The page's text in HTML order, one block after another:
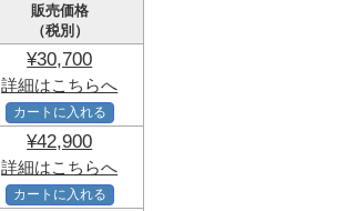
販売価格
（税別）
¥30,700
詳細はこちらへ
カートに入れる
¥42,900
詳細はこちらへ
カートに入れる